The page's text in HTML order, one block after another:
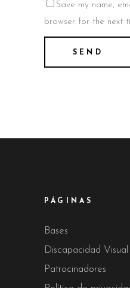
Save my name,
browser for the next
PÁGINAS
Bases
Discapacidad Visual
Patrocinadores